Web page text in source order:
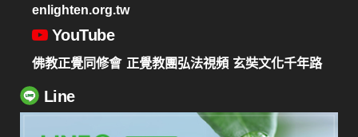
enlighten.org.tw
YouTube
佛教正覺同修會 正覺教團弘法視頻 玄奘文化千年路
Line